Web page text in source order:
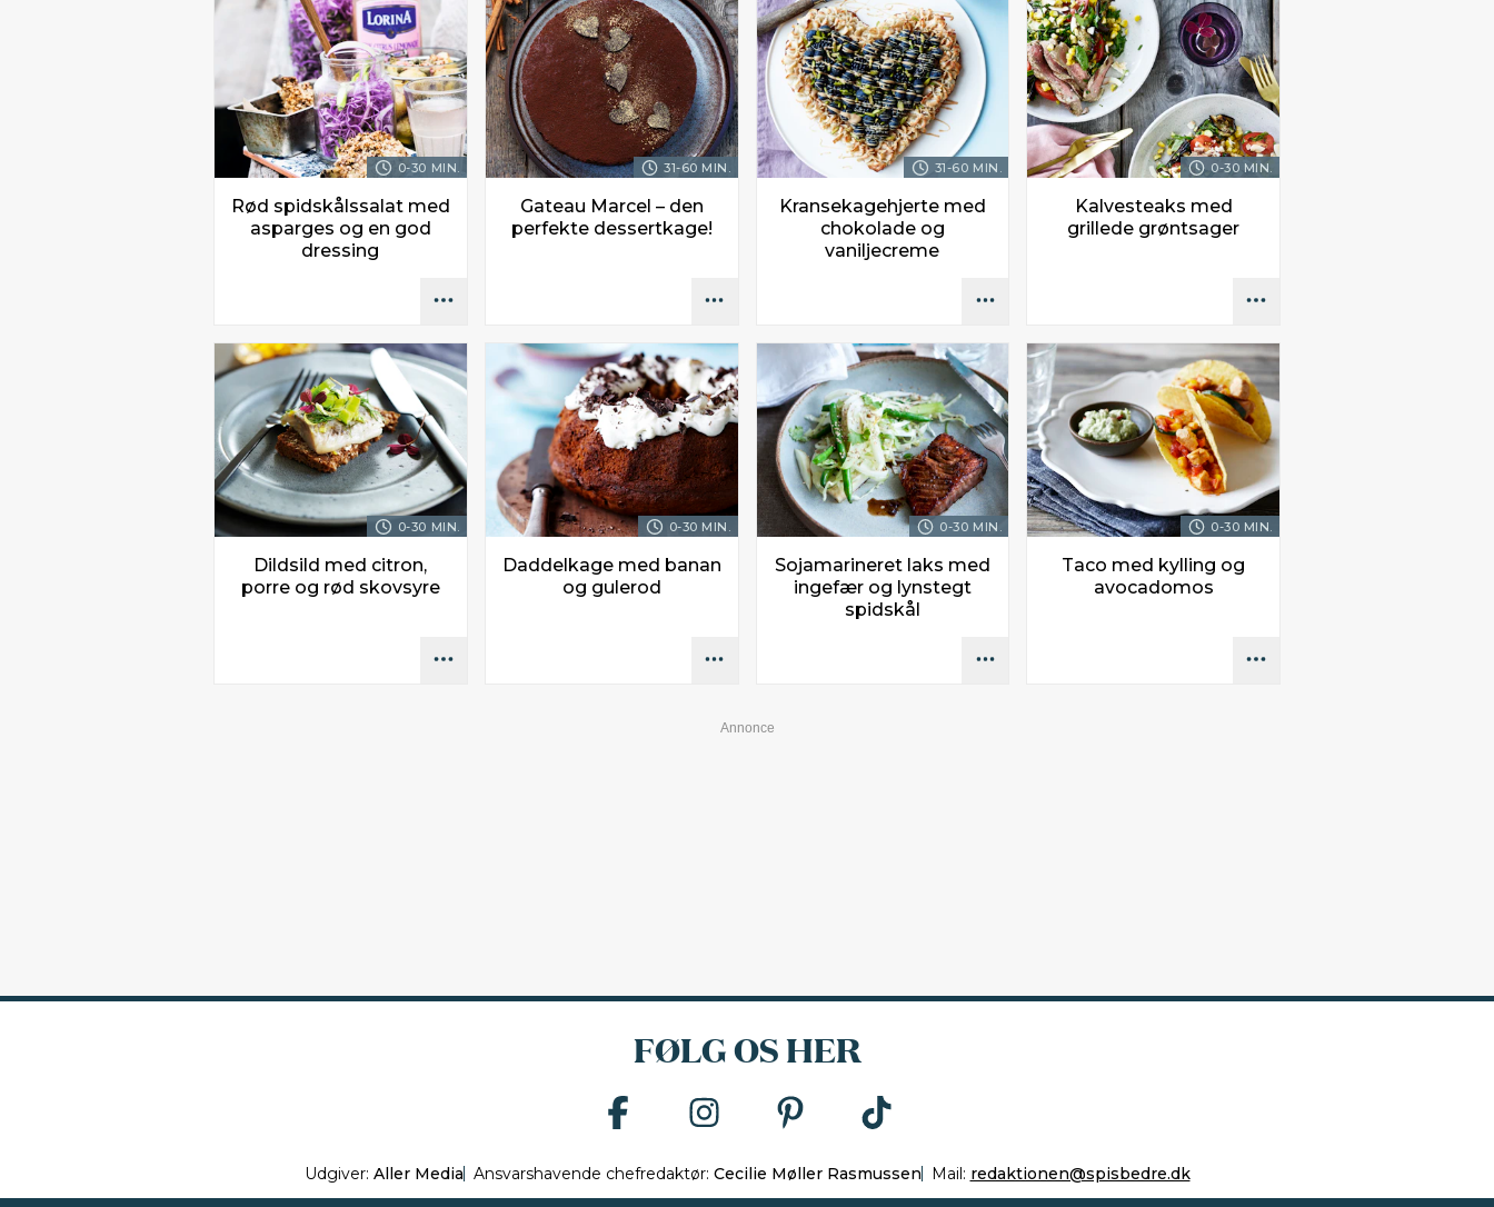
0-30 MIN.
Rød spidskålssalat med
asparges og en god
dressing
31-60 MIN.
Gateau Marcel – den
perfekte dessertkage!
31-60 MIN.
Kransekagehjerte med
chokolade og
vaniljecreme
0-30 MIN.
Kalvesteaks med
grillede grøntsager
0-30 MIN.
Dildsild med citron,
porre og rød skovsyre
0-30 MIN.
Daddelkage med banan
og gulerod
0-30 MIN.
Sojamarineret laks med
ingefær og lynstegt
spidskål
0-30 MIN.
Taco med kylling og
avocadomos
FØLG OS HER
Udgiver: Aller Media Ansvarshavende chefredaktør: Cecilie Møller Rasmussen Mail: redaktionen@spisbedre.dk